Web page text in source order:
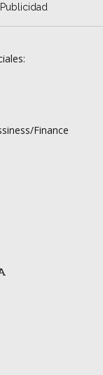
Publicidad
Finance